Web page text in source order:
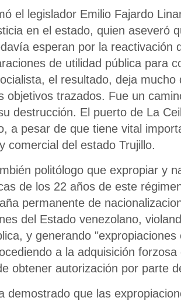
el legislador Emilio Fajardo
en el estado, quien aseveró
esperan por la reactivación
de utilidad pública para
el resultado, deja
objetivos trazados. Fue un
destrucción. El puerto de La
a pesar de que tiene vital
comercial del estado Trujillo.
politólogo que expropiar y
de los 22 años de este
permanente de
del Estado venezolano,
y generando
a la adquisición
obtener autorización por parte
demostrado que las